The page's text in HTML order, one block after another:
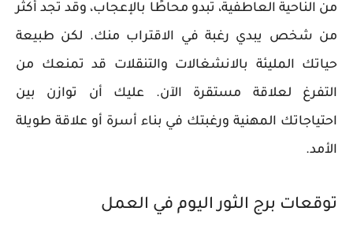
من الناحية العاطفية، تبدو محاطًا بالإعجاب، وقد تجد أكثر
من شخص يبدي رغبة في الاقتراب منك. لكن طبيعة
حياتك المليئة بالانشغالات والتنقلات قد تمنعك من
التفرغ لعلاقة مستقرة الآن. عليك أن توازن بين
احتياجاتك المهنية ورغبتك في بناء أسرة أو علاقة طويلة
الأمد.
توقعات برج الثور اليوم في العمل